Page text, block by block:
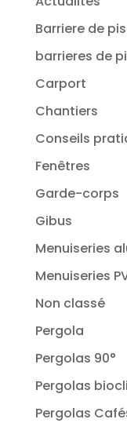
Barriere de
barrieres de
Carport
Chantiers
Conseils
Fenêtres
Garde-corps
Gibus
Menuiseries
Menuiseries
Non classé
Pergola
Pergolas 90°
Pergolas
Pergolas